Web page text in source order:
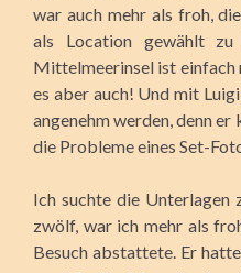
war auch mehr als froh,
als Location gewählt
Mittelmeerinsel ist einfach
es aber auch! Und mit
angenehm werden, denn er
die Probleme eines Set-
Ich suchte die Unterlagen
zwölf, war ich mehr als
Besuch abstattete. Er